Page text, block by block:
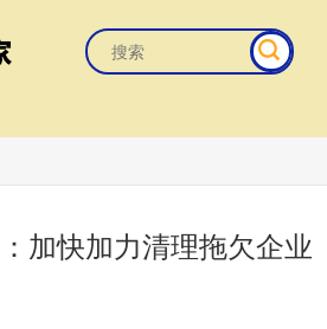
加快加力清理拖欠企业